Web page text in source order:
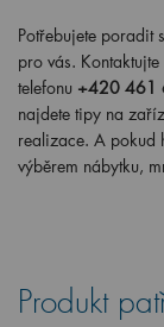
Potřebujete poradit
pro vás.
telefonu +420 461
najdete tipy na
realizace. A pokud
výběrem nábytku,
Produkt